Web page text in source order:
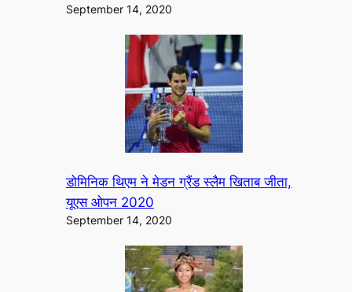
September 14, 2020
डोमिनिक थिएम ने मेडन ग्रैंड स्लैम खिताब जीता,
यूएस ओपन 2020
September 14, 2020